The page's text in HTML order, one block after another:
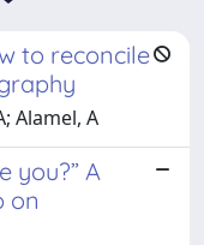
to reconcile
Alamel, A
you?” A
on